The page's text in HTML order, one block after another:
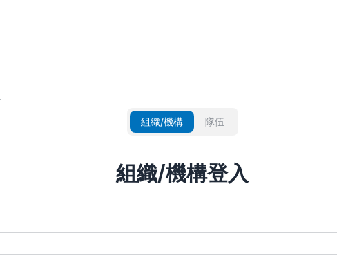
組織/機構 隊伍
組織/機構登入